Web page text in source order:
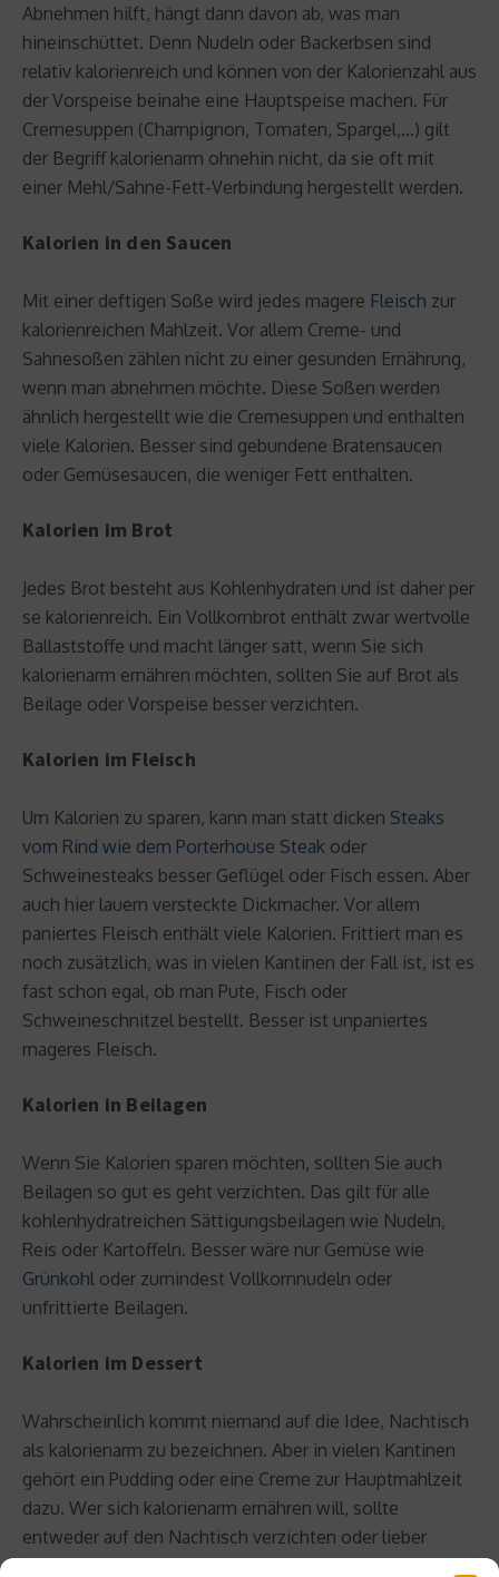
Abnehmen hilft, hängt dann davon ab, was man
hineinschüttet. Denn Nudeln oder Backerbsen sind
relativ kalorienreich und können von der Kalorienzahl aus
der Vorspeise beinahe eine Hauptspeise machen. Für
Cremesuppen (Champignon, Tomaten, Spargel,…) gilt
der Begriff kalorienarm ohnehin nicht, da sie oft mit
einer Mehl/Sahne-Fett-Verbindung hergestellt werden.
Kalorien in den Saucen
Mit einer deftigen Soße wird jedes magere Fleisch zur
kalorienreichen Mahlzeit. Vor allem Creme- und
Sahnesoßen zählen nicht zu einer gesunden Ernährung,
wenn man abnehmen möchte. Diese Soßen werden
ähnlich hergestellt wie die Cremesuppen und enthalten
viele Kalorien. Besser sind gebundene Bratensaucen
oder Gemüsesaucen, die weniger Fett enthalten.
Kalorien im Brot
Jedes Brot besteht aus Kohlenhydraten und ist daher per
se kalorienreich. Ein Vollkornbrot enthält zwar wertvolle
Ballaststoffe und macht länger satt, wenn Sie sich
kalorienarm ernähren möchten, sollten Sie auf Brot als
Beilage oder Vorspeise besser verzichten.
Kalorien im Fleisch
Um Kalorien zu sparen, kann man statt dicken Steaks
vom Rind wie dem Porterhouse Steak oder
Schweinesteaks besser Geflügel oder Fisch essen. Aber
auch hier lauern versteckte Dickmacher. Vor allem
paniertes Fleisch enthält viele Kalorien. Frittiert man es
noch zusätzlich, was in vielen Kantinen der Fall ist, ist es
fast schon egal, ob man Pute, Fisch oder
Schweineschnitzel bestellt. Besser ist unpaniertes
mageres Fleisch.
Kalorien in Beilagen
Wenn Sie Kalorien sparen möchten, sollten Sie auch
Beilagen so gut es geht verzichten. Das gilt für alle
kohlenhydratreichen Sättigungsbeilagen wie Nudeln,
Reis oder Kartoffeln. Besser wäre nur Gemüse wie
Grünkohl oder zumindest Vollkornnudeln oder
unfrittierte Beilagen.
Kalorien im Dessert
Wahrscheinlich kommt niemand auf die Idee, Nachtisch
als kalorienarm zu bezeichnen. Aber in vielen Kantinen
gehört ein Pudding oder eine Creme zur Hauptmahlzeit
dazu. Wer sich kalorienarm ernähren will, sollte
entweder auf den Nachtisch verzichten oder lieber
etwas Obst essen.